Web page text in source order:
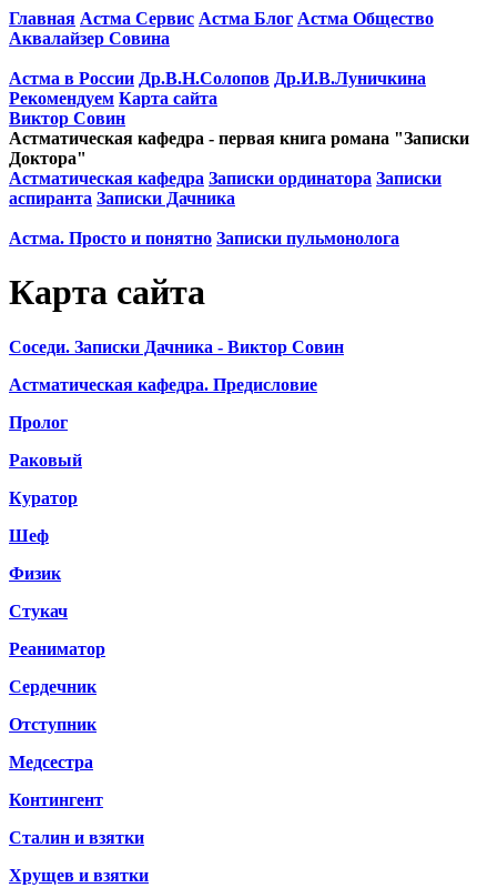
Главная Астма Сервис Астма Блог Астма Общество
Аквалайзер Совина
Астма в России Др.В.Н.Солопов Др.И.В.Луничкина
Рекомендуем Карта сайта
Виктор Совин
Астматическая кафедра - первая книга романа "Записки
Доктора"
Астматическая кафедра Записки ординатора Записки
аспиранта Записки Дачника
Астма. Просто и понятно Записки пульмонолога
Карта сайта
Соседи. Записки Дачника - Виктор Совин
Астматическая кафедра. Предисловие
Пролог
Раковый
Куратор
Шеф
Физик
Стукач
Реаниматор
Сердечник
Отступник
Медсестра
Контингент
Сталин и взятки
Хрущев и взятки